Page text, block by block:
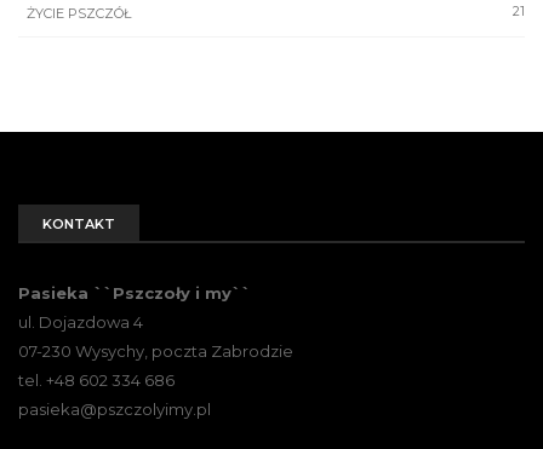
21
ŻYCIE PSZCZÓŁ
KONTAKT
Pasieka ``Pszczoły i my``
ul. Dojazdowa 4
07-230 Wysychy, poczta Zabrodzie
tel. +48 602 334 686
pasieka@pszczolyimy.pl